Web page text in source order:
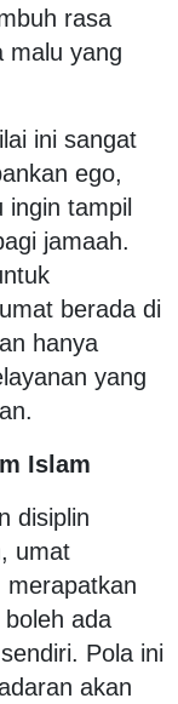
rasa
malu yang
ini sangat
ego,
tampil
jamaah.
berada di
hanya
yang
Islam
disiplin
umat
merapatkan
ada
Pola ini
akan